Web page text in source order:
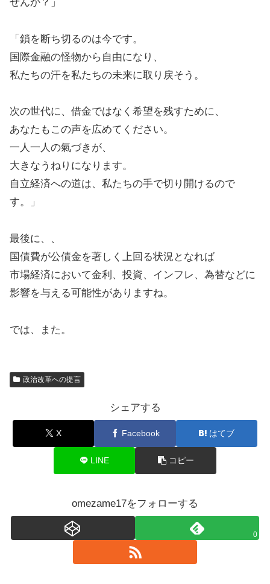
「鎖を断ち切るのは今です。
国際金融の怪物から自由になり、
私たちの汗を私たちの未来に取り戻そう。
次の世代に、借金ではなく希望を残すために、
あなたもこの声を広めてください。
一人一人の氣づきが、
大きなうねりになります。
自立経済への道は、私たちの手で切り開けるので
す。」
最後に、、
国債費が公債金を著しく上回る状況となれば
市場経済において金利、投資、インフレ、為替などに
影響を与える可能性がありますね。
では、また。
政治改革への提言
シェアする
X Facebook はてブ
LINE コピー
omezame17をフォローする
0